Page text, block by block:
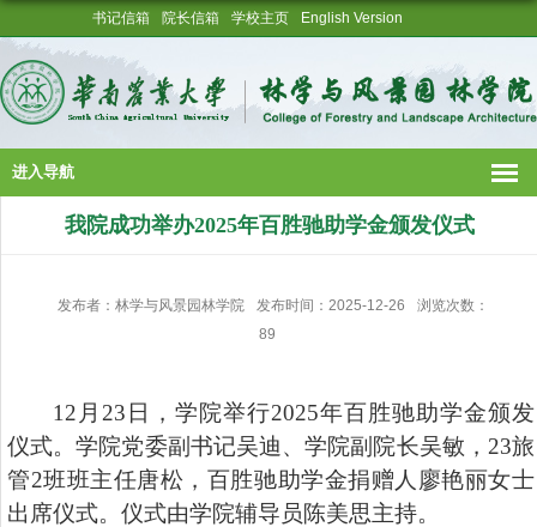
书记信箱 院长信箱 学校主页 English Version
进入导航
我院成功举办2025年百胜驰助学金颁发仪式
发布者：林学与风景园林学院 发布时间：2025-12-26
浏览次数：
89
12月23日，学院举行2025年百胜驰助学金颁发
仪式。学院党委副书记吴迪、学院副院长吴敏，23旅
管2班班主任唐松，百胜驰助学金捐赠人廖艳丽女士
出席仪式。仪式由学院辅导员陈美思主持。